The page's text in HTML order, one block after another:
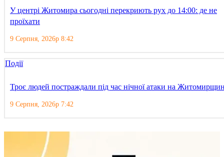
У центрі Житомира сьогодні перекриють рух до 14:00: де не
проїхати
9 Серпня, 2026р 8:42
Події
Троє людей постраждали під час нічної атаки на
9 Серпня, 2026р 7:42